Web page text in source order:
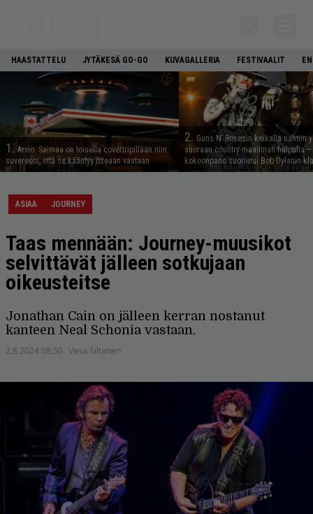
HAASTATTELU JYTÄKESÄ GO-GO KUVAGALLERIA FESTIVAALIT
1. Arvio: Saimaa on toisella covertripillään niin
suvereeni, että se kääntyy itseään vastaan
2. Guns N’ Rosesin keikalla nähtiin
suoraan country-maailman huipulta
kokoonpano suoriutui Bob Dylanin
ASIAA JOURNEY
Taas mennään: Journey-muusikot
selvittävät jälleen sotkujaan
oikeusteitse
Jonathan Cain on jälleen kerran nostanut
kanteen Neal Schonia vastaan.
2.8.2024 08:50 Vesa Siltanen